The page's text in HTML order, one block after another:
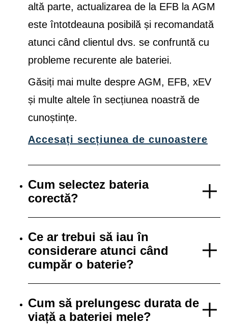
altă parte, actualizarea de la EFB la AGM
este întotdeauna posibilă și recomandată
atunci când clientul dvs. se confruntă cu
probleme recurente ale bateriei.
Găsiți mai multe despre AGM, EFB, xEV
și multe altele în secțiunea noastră de
cunoștințe.
Accesați secțiunea de cunoastere
Cum selectez bateria
corectă?
Ce ar trebui să iau în
considerare atunci când
cumpăr o baterie?
Cum să prelungesc durata de
viață a bateriei mele?